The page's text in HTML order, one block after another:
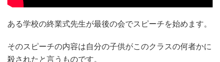
ある学校の終業式先生が最後の会でスピーチを始めます。
そのスピーチの内容は自分の子供がこのクラスの何者かに
殺されたと言うものです。